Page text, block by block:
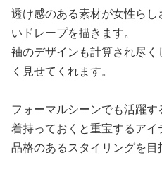
透け感のある素材が女性ら
いドレープを描きます。
袖のデザインも計算され尽
く見せてくれます。
フォーマルシーンでも活躍
着持っておくと重宝するアイ
品格のあるスタイリングを目